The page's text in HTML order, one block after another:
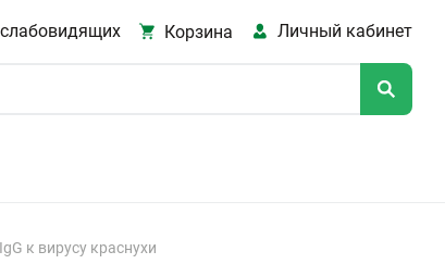
Корзина Личный кабинет
к вирусу краснухи